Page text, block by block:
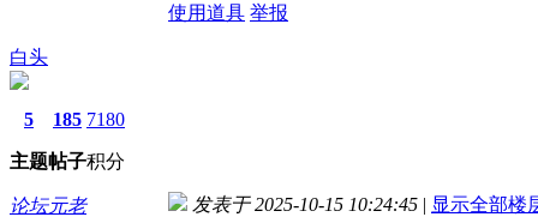
使用道具 举报
白头
5
主题
185
帖子
7180
积分
论坛元老 发表于 2025-10-15 10:24:45 | 显示全部楼